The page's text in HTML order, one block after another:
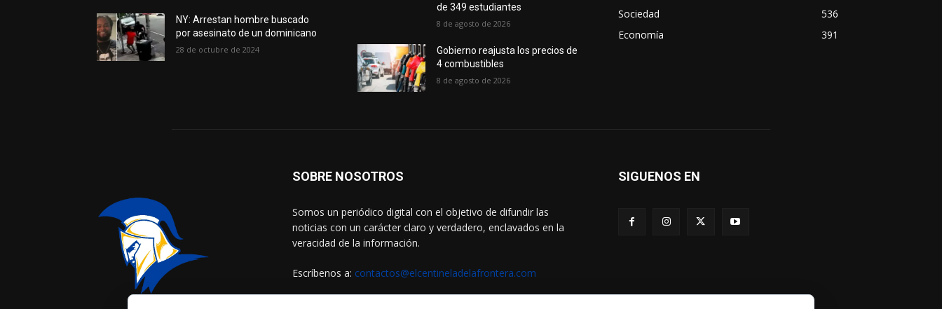
NY: Arrestan hombre buscado
por asesinato de un dominicano
28 de octubre de 2024
de 349 estudiantes
8 de agosto de 2026
Gobierno reajusta los precios de
4 combustibles
8 de agosto de 2026
Sociedad
536
Economía
391
SOBRE NOSOTROS
Somos un periódico digital con el objetivo de difundir las
noticias con un carácter claro y verdadero, enclavados en la
veracidad de la información.
Escríbenos a: contactos@elcentineladelafrontera.com
SIGUENOS EN